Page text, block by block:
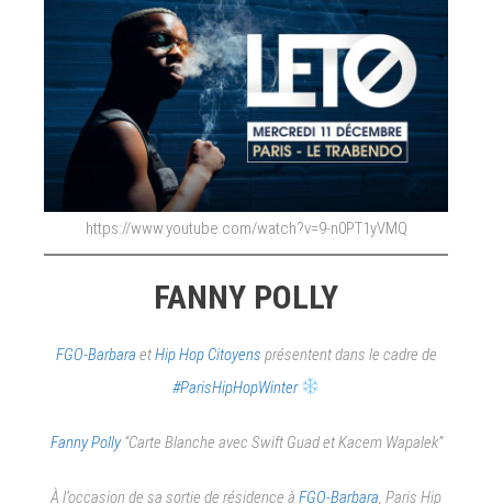
https://www.youtube.com/watch?v=9-n0PT1yVMQ
FANNY POLLY
FGO-Barbara etHip Hop Citoyens présentent dans le cadre de
#ParisHipHopWinter
Fanny Polly“Carte Blanche avec Swift Guad et Kacem Wapalek”
À l’occasion de sa sortie de résidence à FGO-Barbara, Paris Hip